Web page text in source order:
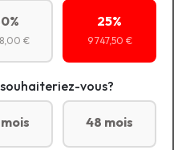
€
25%
9 747,50 €
vous?
48 mois